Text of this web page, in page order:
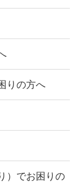
りの方へ
）でお困りの